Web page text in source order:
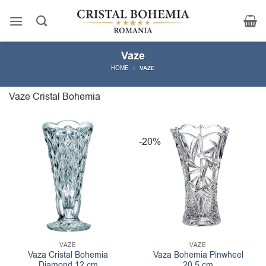
Vaze
HOME » VAZE
Vaze Cristal Bohemia
VAZE
Vaza Cristal Bohemia
-20%
VAZE
Vaza Bohemia Pinwheel